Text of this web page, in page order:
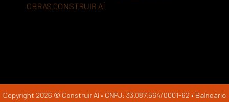
OBRAS CONSTRUIR AÍ
Copyright 2026 © Construir Aí • CNPJ: 33.087.564/0001-62 • Balneário